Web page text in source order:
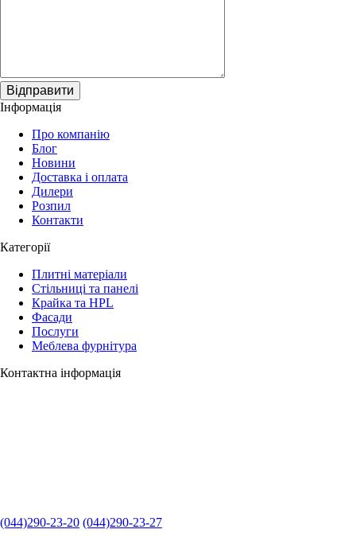
Відправити
Інформація
Про компанію
Блог
Новини
Доставка і оплата
Дилери
Розпил
Контакти
Категорії
Плитні матеріали
Стільниці та панелі
Крайка та HPL
Фасади
Послуги
Меблева фурнітура
Контактна інформація
(044)290-23-20 (044)290-23-27